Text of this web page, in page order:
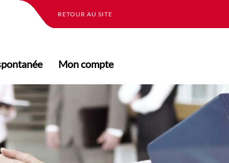
Mon compte
RETOUR AU SITE